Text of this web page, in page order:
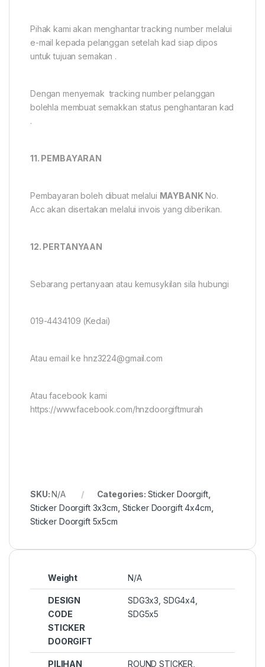
Pihak kami akan menghantar tracking number melalui
e-mail kepada pelanggan setelah kad siap dipos
untuk tujuan semakan .
Dengan menyemak tracking number pelanggan
bolehla membuat semakkan status penghantaran kad
.
11. PEMBAYARAN
Pembayaran boleh dibuat melalui MAYBANKNo.
Acc akan disertakan melalui invois yang diberikan.
12. PERTANYAAN
Sebarang pertanyaan atau kemusykilan sila hubungi
019-4434109 (Kedai)
Atau email ke hnz3224@gmail.com
Atau facebook kami
https://www.facebook.com/hnzdoorgiftmurah
SKU:N/A Categories: Sticker Doorgift,
Sticker Doorgift 3x3cm, Sticker Doorgift 4x4cm,
Sticker Doorgift 5x5cm
Weight N/A
DESIGN
CODE
STICKER
DOORGIFT
SDG3x3, SDG4x4,
SDG5x5
PILIHAN
ROUND STICKER,